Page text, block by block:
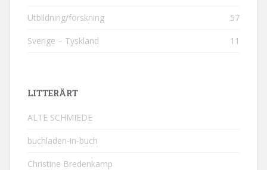
Utbildning/forskning 57
Sverige – Tyskland 11
LITTERÄRT
ALTE SCHMIEDE
buchladen-in-buch
Christine Bredenkamp